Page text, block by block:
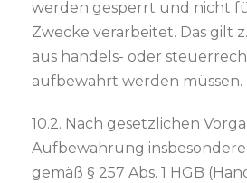
werden gesperrt und nicht
Zwecke verarbeitet. Das gilt
aus handels- oder
aufbewahrt werden müssen.
10.2. Nach gesetzlichen
Aufbewahrung
gemäß § 257 Abs. 1 HGB